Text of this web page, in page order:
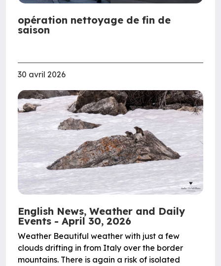
opération nettoyage de fin de
saison
30 avril 2026
English News, Weather and Daily
Events - April 30, 2026
Weather Beautiful weather with just a few
clouds drifting in from Italy over the border
mountains. There is again a risk of isolated